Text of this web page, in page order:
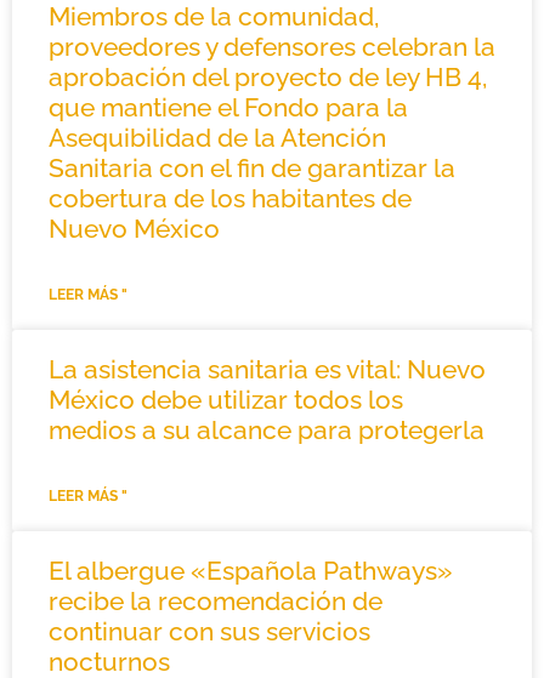
Miembros de la comunidad,
proveedores y defensores celebran la
aprobación del proyecto de ley HB 4,
que mantiene el Fondo para la
Asequibilidad de la Atención
Sanitaria con el fin de garantizar la
cobertura de los habitantes de
Nuevo México
LEER MÁS "
La asistencia sanitaria es vital: Nuevo
México debe utilizar todos los
medios a su alcance para protegerla
LEER MÁS "
El albergue «Española Pathways»
recibe la recomendación de
continuar con sus servicios
nocturnos